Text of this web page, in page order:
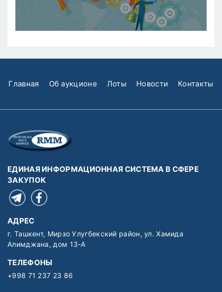
Главная Об аукционе Лоты Новости Контакты
ЕДИНАЯ ИНФОРМАЦИОННАЯ СИСТЕМА В СФЕРЕ
ЗАКУПОК
АДРЕС
г. Ташкент, Мирзо Улугбекский район, ул. Хамида
Алимджана, дом 13-А
ТЕЛЕФОНЫ
+998 71 237 23 86